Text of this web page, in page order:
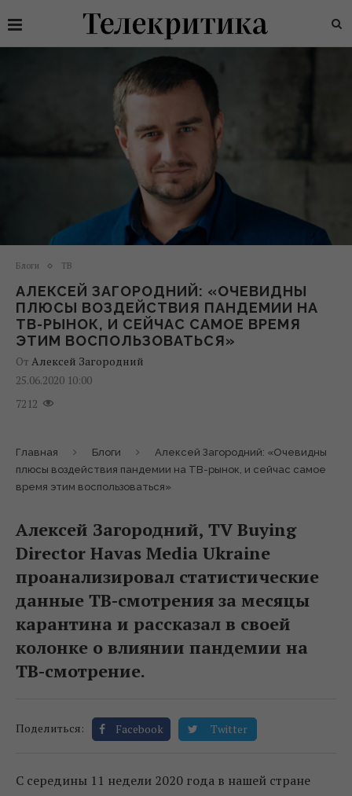
Блоги ТВ
АЛЕКСЕЙ ЗАГОРОДНИЙ: «ОЧЕВИДНЫ
ПЛЮСЫ ВОЗДЕЙСТВИЯ ПАНДЕМИИ НА
ТВ-РЫНОК, И СЕЙЧАС САМОЕ ВРЕМЯ
ЭТИМ ВОСПОЛЬЗОВАТЬСЯ»
От Алексей Загородний
25.06.2020 10:00
7212
Главная Блоги
Алексей Загородний: «Очевидны
плюсы воздействия пандемии на ТВ-рынок, и сейчас самое
время этим воспользоваться»
Алексей Загородний, TV Buying
Director Havas Media Ukraine
проанализировал статистические
данные ТВ-смотрения за месяцы
карантина и рассказал в своей
колонке о влиянии пандемии на
ТВ-смотрение.
Поделиться: Facebook Twitter
С середины 11 недели 2020 года в нашей стране